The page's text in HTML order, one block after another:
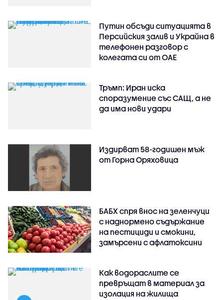
Путин обсъди ситуацията в
Персийския залив и Украйна в
телефонен разговор с
колегата си от ОАЕ
Тръмп: Иран иска
споразумение със САЩ, а не
да има нови удари
Издирват 58-годишен мъж
от Горна Оряховица
БАБХ спря внос на зеленчуци
с наднормено съдържание
на пестициди и смокини,
замърсени с афлатоксини
Как водораслите се
превръщат в материал за
изолация на жилища